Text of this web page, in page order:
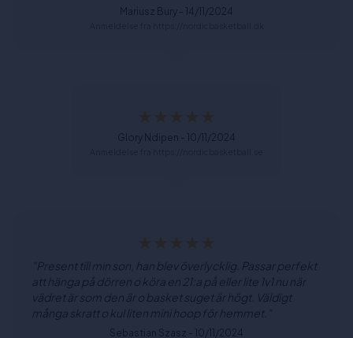
Mariusz Bury - 14/11/2024
Glory Ndipen - 10/11/2024
"Present till min son, han blev överlycklig. Passar perfekt
att hänga på dörren o köra en 21:a på eller lite 1v1 nu när
vädret är som den är o basket suget är högt. Väldigt
många skratt o kul liten mini hoop för hemmet."
Sebastian Szasz - 10/11/2024